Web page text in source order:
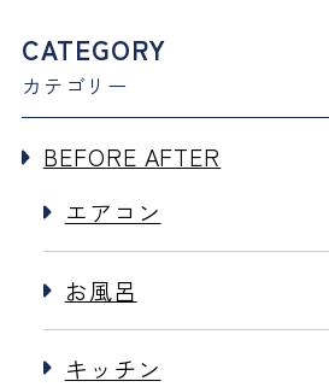
CATEGORY
カテゴリー
BEFORE AFTER
エアコン
お風呂
キッチン